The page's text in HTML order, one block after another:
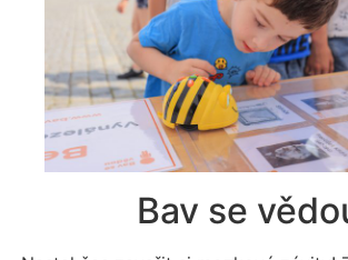
Bav se